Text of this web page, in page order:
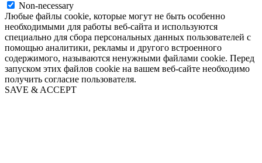
Non-necessary
Любые файлы cookie, которые могут не быть особенно
необходимыми для работы веб-сайта и используются
специально для сбора персональных данных пользователей с
помощью аналитики, рекламы и другого встроенного
содержимого, называются ненужными файлами cookie. Перед
запуском этих файлов cookie на вашем веб-сайте необходимо
получить согласие пользователя.
SAVE & ACCEPT